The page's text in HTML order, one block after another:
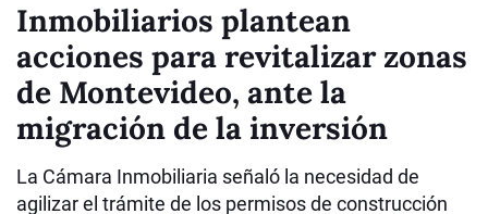
Inmobiliarios plantean
acciones para revitalizar zonas
de Montevideo, ante la
migración de la inversión
La Cámara Inmobiliaria señaló la necesidad de
agilizar el trámite de los permisos de construcción